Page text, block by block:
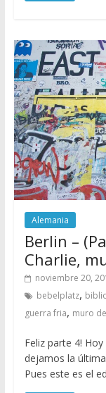
Alemania
Berlin –
Charlie,
noviembre 20,
bebelplatz,
guerra fria, muro
Feliz parte 4!
dejamos la
Pues este es el